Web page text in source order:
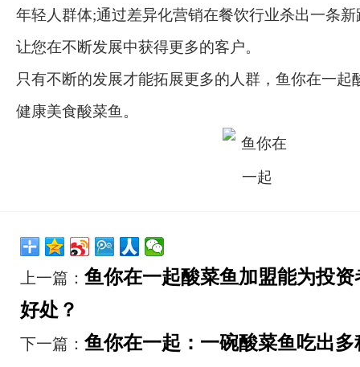
年轻人群体;通过差异化营销在餐饮行业杀出一条
让您在不断发展中获得更多的客户。
只有不断的发展才能拓展更多的人群，鱼你在一起
健康美食酸菜鱼。
上一篇： 鱼你在一起酸菜鱼加盟能为投
好处？
下一篇： 鱼你在一起：一碗酸菜鱼吃出